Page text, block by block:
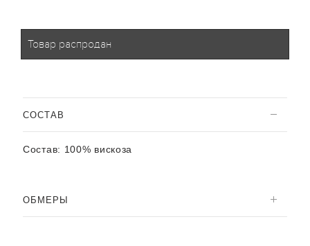
Товар распродан
CОСТАВ
Состав: 100% вискоза
ОБМЕРЫ